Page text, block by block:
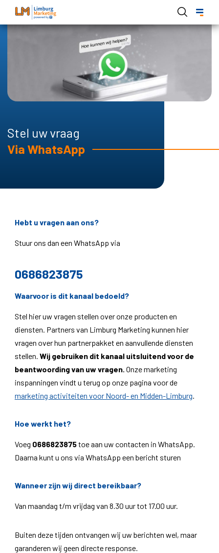
Overslaan
Stel uw vraag
Via WhatsApp
Hebt u vragen aan ons?
Stuur ons dan een WhatsApp via
0686823875
Waarvoor is dit kanaal bedoeld?
Stel hier uw vragen stellen over onze producten en
diensten. Partners van Limburg Marketing kunnen hier
vragen over hun partnerpakket en aanvullende diensten
stellen. Wij gebruiken dit kanaal uitsluitend voor de
beantwoording van uw vragen. Onze marketing
inspanningen vindt u terug op onze pagina voor de
marketing activiteiten voor Noord- en Midden-Limburg.
Hoe werkt het?
Voeg 0686823875toe aan uw contacten in WhatsApp.
Daarna kunt u ons via WhatsApp een bericht sturen
Wanneer zijn wij direct bereikbaar?
Van maandag t/m vrijdag van 8.30 uur tot 17.00 uur.
Buiten deze tijden ontvangen wij uw berichten wel, maar
garanderen wij geen directe response.